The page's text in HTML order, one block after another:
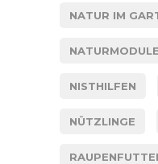
NATUR IM
NATURMODULE
NISTHILFEN
NÜTZLINGE